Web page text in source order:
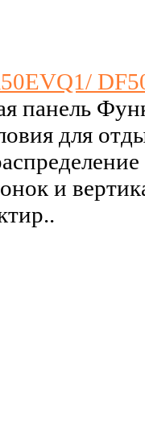
панель
для
и